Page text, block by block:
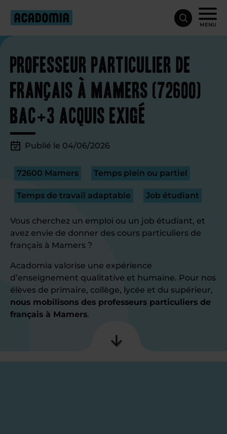
MENU
Professeur particulier de
français à Mamers (72600)
bac+3 acquis exigé
Publié le 04/06/2026
72600 Mamers Temps plein ou partiel
Temps de travail adaptable Job étudiant
Vous cherchez un emploi ou un job étudiant, et
avez envie de donner des cours particuliers de
français à Mamers ?
Acadomia valorise une expérience
d’enseignement qualitative et humaine. Pour nos
élèves de primaire, collège, lycée et du supérieur,
nous mobilisons des professeurs particuliers de
français à Mamers.